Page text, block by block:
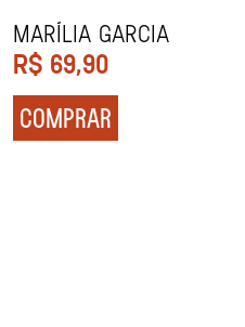
Jeovanna Vieira
R$ 89,90
COMPRAR